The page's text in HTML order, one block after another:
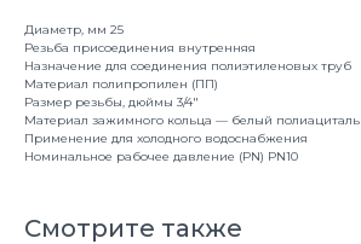
Диаметр, мм 25
Резьба присоединения внутренняя
Назначение для соединения полиэтиленовых труб
Материал полипропилен (ПП)
Размер резьбы, дюймы 3/4"
Материал зажимного кольца — белый полиациталь
Применение для холодного водоснабжения
Номинальное рабочее давление (PN) PN10
Смотрите также